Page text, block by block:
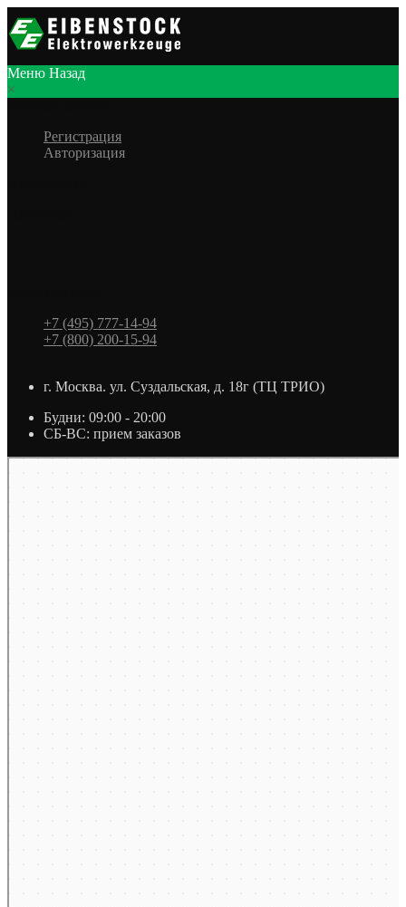
Меню Назад
×
Регистрация
Авторизация
+7 (495) 777-14-94
+7 (800) 200-15-94
г. Москва. ул. Суздальская, д. 18г (ТЦ ТРИО)
Будни: 09:00 - 20:00
СБ-ВС: прием заказов